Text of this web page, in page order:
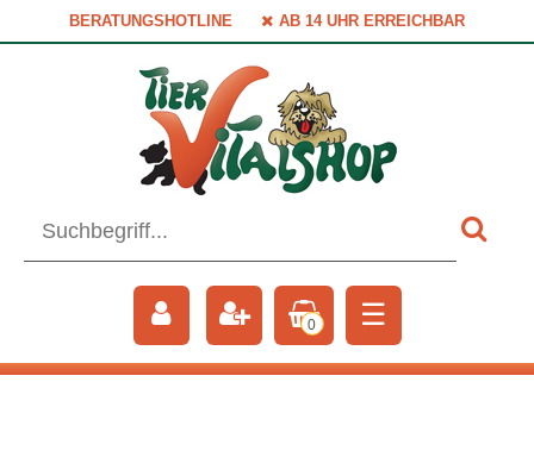
BERATUNGSHOTLINE AB 14 UHR ERREICHBAR
0 ☰